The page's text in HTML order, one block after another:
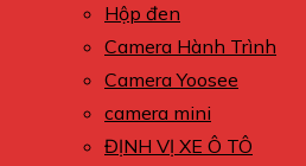
Hộp đen
Camera Hành Trình
Camera Yoosee
camera mini
ĐỊNH VỊ XE Ô TÔ